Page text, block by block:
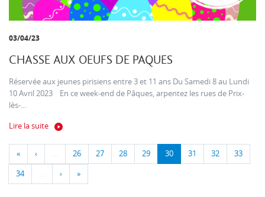
03/04/23
CHASSE AUX OEUFS DE PAQUES
Réservée aux jeunes pirisiens entre 3 et 11 ans Du Samedi 8 au Lundi
10 Avril 2023 En ce week-end de Pâques, arpentez les rues de Prix-
lès-...
Lire la suite
« ‹ … 26 27 28 29 30 31 32 33
34 … › »